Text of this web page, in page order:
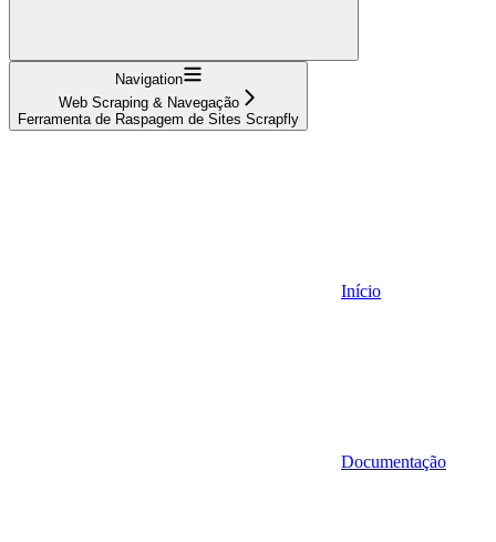
Navigation
Web Scraping & Navegação
Ferramenta de Raspagem de Sites Scrapfly
Início
Documentação